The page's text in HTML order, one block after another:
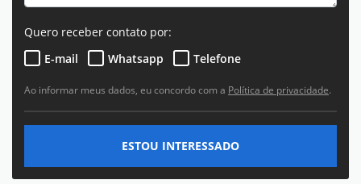
Quero receber contato por:
E-mail
Whatsapp Telefone
Ao informar meus dados, eu concordo com a Política de privacidade.
ESTOU INTERESSADO